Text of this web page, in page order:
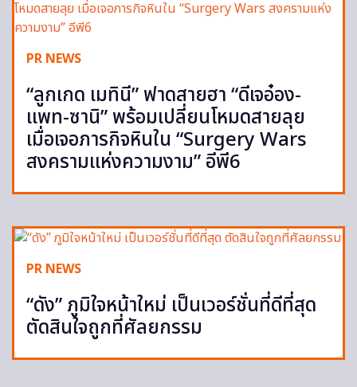
PR NEWS
“ลูกเกด เมทินี” ฟาดสายฮา “ดีเจอ๋อง-
แพท-ซานิ” พร้อมเปลี่ยนโหมดสายลุย
เมื่อเจอภารกิจหินใน “Surgery Wars
สงครามแห่งความงาม” อีพี6
PR NEWS
“ดัง” ภูมิใจหน้าใหม่ เป็นเวอร์ชั่นที่ดีที่สุด
ตัดสินใจถูกที่ศัลยกรรม